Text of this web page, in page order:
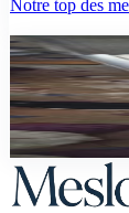
Notre top des
guide
Que faire à
Itinéraire Fès